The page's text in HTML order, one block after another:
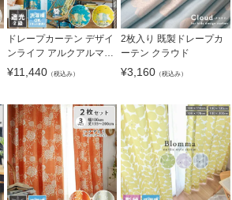
ドレープカーテン デザイ
ンライフ アルクアルマジ
ロ
¥11,440 （税込み）
2枚入り 既製ドレープカ
ーテン クラウド
¥3,160（税込み）